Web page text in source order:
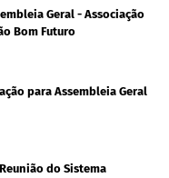
Geral - Associação
Bom Futuro
para Assembleia Geral
do Sistema